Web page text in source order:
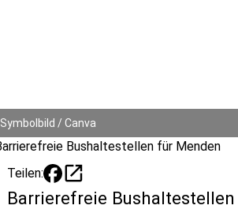
Symbolbild / Canva
Teilen: open_in_new
Barrierefreie